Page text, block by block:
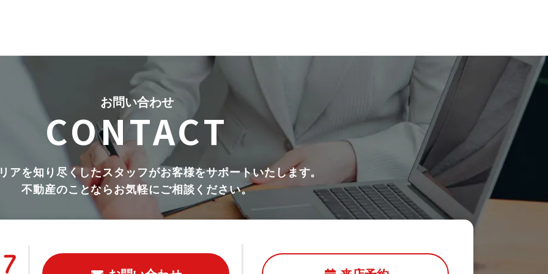
お問い合わせ
CONTACT
アを知り尽くしたスタッフがお客様をサポートいたします。
不動産のことならお気軽にご相談ください。